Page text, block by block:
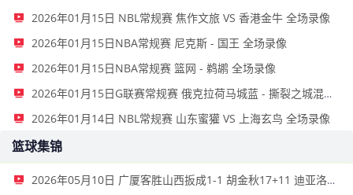
2026年01月15日 NBL常规赛 焦作文旅 VS 香港金牛 全场录像
2026年01月15日NBA常规赛 尼克斯 - 国王 全场录像
2026年01月15日NBA常规赛 篮网 - 鹈鹕 全场录像
2026年01月15日G联赛常规赛 俄克拉荷马城蓝 - 撕裂之城混音 全场录像
2026年01月14日 NBL常规赛 山东蜜獾 VS 上海玄鸟 全场录像
篮球集锦
2026年05月10日 广厦客胜山西扳成1-1 胡金秋17+11 迪亚洛关键上篮不中